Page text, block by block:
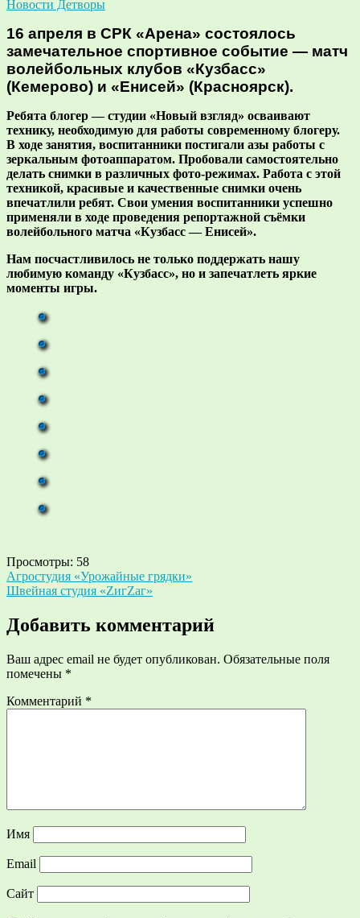
Новости Детворы
16 апреля в СРК «Арена» состоялось
замечательное спортивное событие — матч
волейбольных клубов «Кузбасс»
(Кемерово) и «Енисей» (Красноярск).
Ребята блогер — студии «Новый взгляд» осваивают
технику, необходимую для работы современному блогеру.
В ходе занятия, воспитанники постигали азы работы с
зеркальным фотоаппаратом. Пробовали самостоятельно
делать снимки в различных фото-режимах. Работа с этой
техникой, красивые и качественные снимки очень
впечатлили ребят. Свои умения воспитанники успешно
применяли в ходе проведения репортажной съёмки
волейбольного матча «Кузбасс — Енисей».
Нам посчастливилось не только поддержать нашу
любимую команду «Кузбасс», но и запечатлеть яркие
моменты игры.
Просмотры: 58
Навигация
по
записям
Агростудия «Урожайные грядки»
Швейная студия «ZигZаг»
Добавить комментарий
Ваш адрес email не будет опубликован. Обязательные поля
помечены *
Комментарий *
Имя
Email
Сайт